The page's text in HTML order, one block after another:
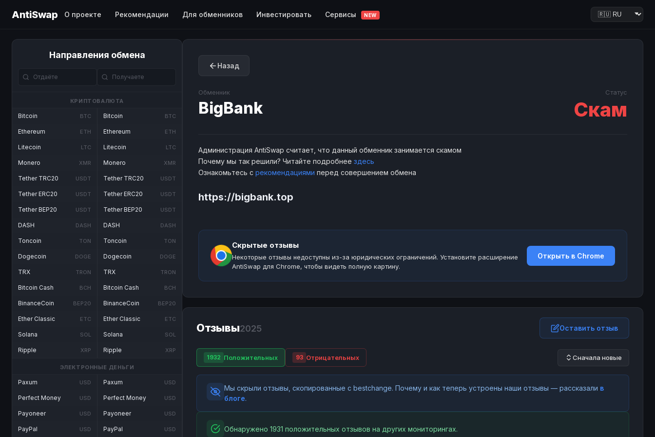
AntiSwap О проекте Рекомендации Для обменников Инвестировать Сервисы NEW
Направления обмена
КРИПТОВАЛЮТА
Bitcoin BTC
Ethereum ETH
Litecoin LTC
Monero XMR
Tether TRC20 USDT
Tether ERC20 USDT
Tether BEP20 USDT
DASH DASH
Toncoin TON
Dogecoin DOGE
TRX TRON
Bitcoin Cash BCH
BinanceCoin BEP20
Ether Classic ETC
Solana SOL
Ripple XRP
Bitcoin BTC
Ethereum ETH
Litecoin LTC
Monero XMR
Tether TRC20 USDT
Tether ERC20 USDT
Tether BEP20 USDT
DASH DASH
Toncoin TON
Dogecoin DOGE
TRX TRON
Bitcoin Cash BCH
BinanceCoin BEP20
Ether Classic ETC
Solana SOL
Ripple XRP
ЭЛЕКТРОННЫЕ ДЕНЬГИ
Paxum USD
Perfect Money USD
Payoneer USD
PayPal USD
Paxum USD
Perfect Money USD
Payoneer USD
PayPal USD
Назад
Обменник
BigBank
Статус
Скам
Администрация AntiSwap считает, что данный обменник занимается скамом
Почему мы так решили? Читайте подробнее здесь
Ознакомьтесь с рекомендациями перед совершением обмена
https://bigbank.top
Скрытые отзывы
Некоторые отзывы недоступны из-за юридических ограничений. Установите расширение
AntiSwap для Chrome, чтобы видеть полную картину.
Открыть в Chrome
Отзывы2025 Оставить отзыв
1932 Положительных 93 Отрицательных Сначала новые
Мы скрыли отзывы, скопированные с bestchange. Почему и как теперь устроены наши отзывы — рассказали в
блоге.
Обнаружено 1931 положительных отзывов на других мониторингах.